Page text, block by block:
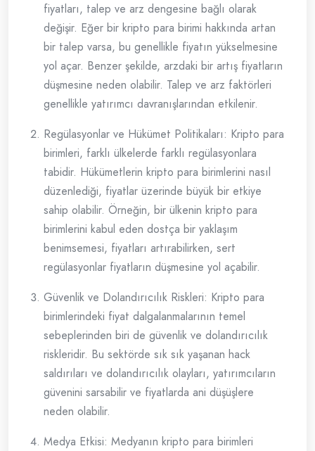
fiyatları, talep ve arz dengesine bağlı olarak
değişir. Eğer bir kripto para birimi hakkında artan
bir talep varsa, bu genellikle fiyatın yükselmesine
yol açar. Benzer şekilde, arzdaki bir artış fiyatların
düşmesine neden olabilir. Talep ve arz faktörleri
genellikle yatırımcı davranışlarından etkilenir.
Regülasyonlar ve Hükümet Politikaları: Kripto para
birimleri, farklı ülkelerde farklı regülasyonlara
tabidir. Hükümetlerin kripto para birimlerini nasıl
düzenlediği, fiyatlar üzerinde büyük bir etkiye
sahip olabilir. Örneğin, bir ülkenin kripto para
birimlerini kabul eden dostça bir yaklaşım
benimsemesi, fiyatları artırabilirken, sert
regülasyonlar fiyatların düşmesine yol açabilir.
Güvenlik ve Dolandırıcılık Riskleri: Kripto para
birimlerindeki fiyat dalgalanmalarının temel
sebeplerinden biri de güvenlik ve dolandırıcılık
riskleridir. Bu sektörde sık sık yaşanan hack
saldırıları ve dolandırıcılık olayları, yatırımcıların
güvenini sarsabilir ve fiyatlarda ani düşüşlere
neden olabilir.
Medya Etkisi: Medyanın kripto para birimleri